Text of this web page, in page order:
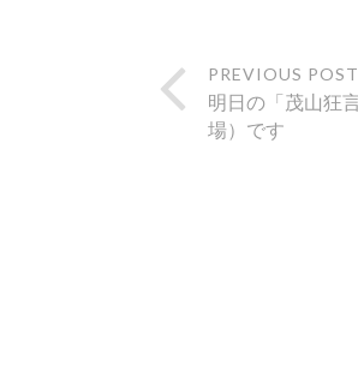
PREVIOUS POST
明日の「茂山狂
場）です